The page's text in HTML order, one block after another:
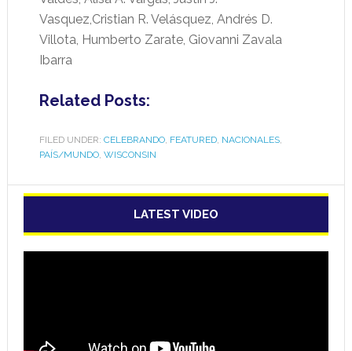
Vasquez,Cristian R. Velásquez, Andrés D.
Villota, Humberto Zarate, Giovanni Zavala
Ibarra
Related Posts:
FILED UNDER: CELEBRANDO, FEATURED, NACIONALES,
PAÍS/MUNDO, WISCONSIN
LATEST VIDEO